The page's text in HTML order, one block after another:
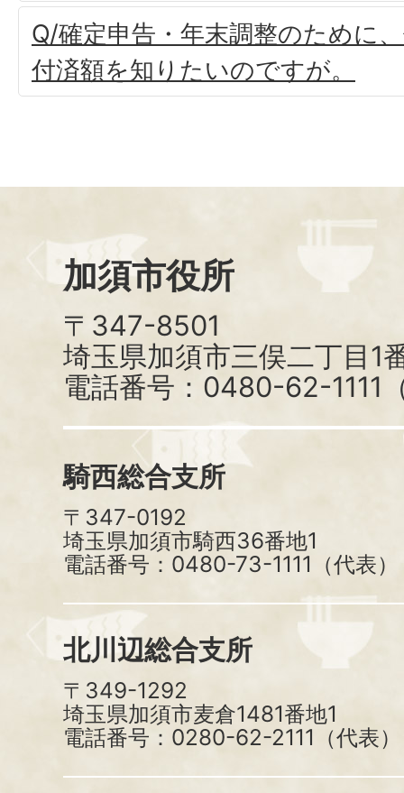
Q/確定申告・年末調整のために
付済額を知りたいのですが。
加須市役所
〒347-8501
埼玉県加須市三俣二丁目1
電話番号：0480-62-1111
騎西総合支所
〒347-0192
埼玉県加須市騎西36番地1
電話番号：0480-73-1111（代表）
北川辺総合支所
〒349-1292
埼玉県加須市麦倉1481番地1
電話番号：0280-62-2111（代表）